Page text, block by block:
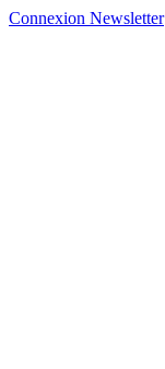
Connexion Newsletter